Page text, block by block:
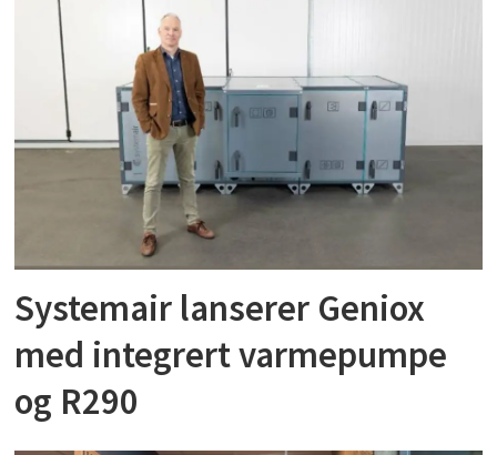
Systemair lanserer Geniox
med integrert varmepumpe
og R290